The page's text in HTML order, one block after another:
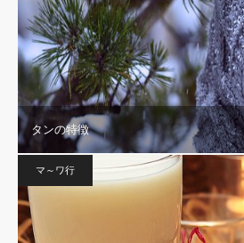
タンの特徴
マ～ワ行